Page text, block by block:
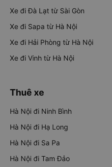
Xe đi Đà Lạt từ Sài Gòn
Xe đi Sapa từ Hà Nội
Xe đi Hải Phòng từ Hà Nội
Xe đi Vinh từ Hà Nội
Thuê xe
Hà Nội đi Ninh Bình
Hà Nội đi Hạ Long
Hà Nội đi Sa Pa
Hà Nội đi Tam Đảo